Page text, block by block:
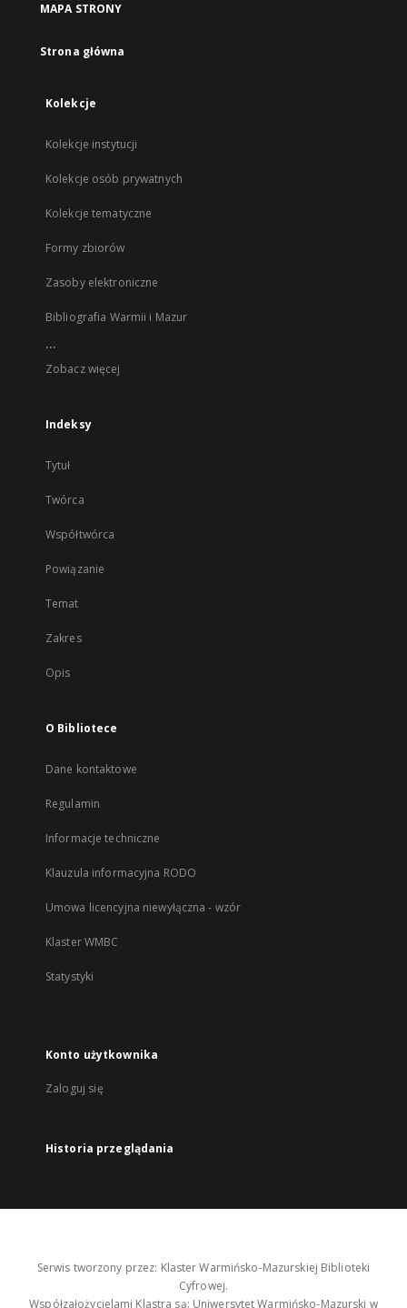
MAPA STRONY
Strona główna
Kolekcje
Kolekcje instytucji
Kolekcje osób prywatnych
Kolekcje tematyczne
Formy zbiorów
Zasoby elektroniczne
Bibliografia Warmii i Mazur
...
Zobacz więcej
Indeksy
Tytuł
Twórca
Współtwórca
Powiązanie
Temat
Zakres
Opis
O Bibliotece
Dane kontaktowe
Regulamin
Informacje techniczne
Klauzula informacyjna RODO
Umowa licencyjna niewyłączna - wzór
Klaster WMBC
Statystyki
Konto użytkownika
Zaloguj się
Historia przeglądania
Serwis tworzony przez: Klaster Warmińsko-Mazurskiej Biblioteki
Cyfrowej.
Współzałożycielami Klastra są: Uniwersytet Warmińsko-Mazurski w